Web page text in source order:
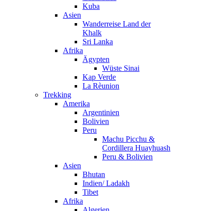
Kuba
Asien
Wanderreise Land der
Khalk
Sri Lanka
Afrika
Ägypten
Wüste Sinai
Kap Verde
La Rèunion
Trekking
Amerika
Argentinien
Bolivien
Peru
Machu Picchu &
Cordillera Huayhuash
Peru & Bolivien
Asien
Bhutan
Indien/ Ladakh
Tibet
Afrika